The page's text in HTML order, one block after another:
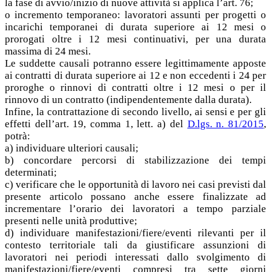
la fase di avvio/inizio di nuove attività si applica l’art. 76;
o incremento temporaneo: lavoratori assunti per progetti o
incarichi temporanei di durata superiore ai 12 mesi o
prorogati oltre i 12 mesi continuativi, per una durata
massima di 24 mesi.
Le suddette causali potranno essere legittimamente apposte
ai contratti di durata superiore ai 12 e non eccedenti i 24 per
proroghe o rinnovi di contratti oltre i 12 mesi o per il
rinnovo di un contratto (indipendentemente dalla durata).
Infine, la contrattazione di secondo livello, ai sensi e per gli
effetti dell’art. 19, comma 1, lett. a) del D.lgs. n. 81/2015,
potrà:
a) individuare ulteriori causali;
b) concordare percorsi di stabilizzazione dei tempi
determinati;
c) verificare che le opportunità di lavoro nei casi previsti dal
presente articolo possano anche essere finalizzate ad
incrementare l’orario dei lavoratori a tempo parziale
presenti nelle unità produttive;
d) individuare manifestazioni/fiere/eventi rilevanti per il
contesto territoriale tali da giustificare assunzioni di
lavoratori nei periodi interessati dallo svolgimento di
manifestazioni/fiere/eventi compresi tra sette giorni